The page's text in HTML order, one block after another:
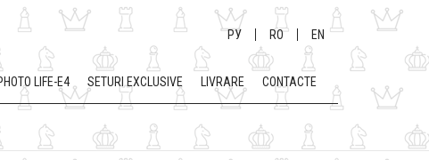
РУ RO EN
LIFE-E4 SETURI EXCLUSIVE LIVRARE CONTACTE